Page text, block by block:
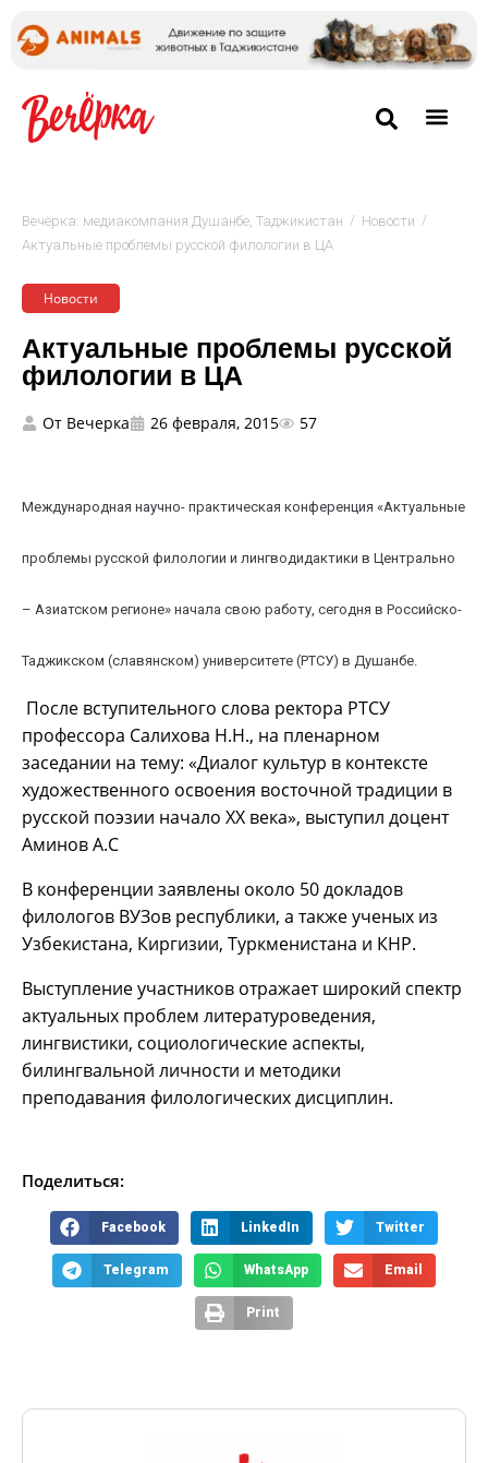
Вечёрка: медиакомпания Душанбе, Таджикистан / Новости /
Актуальные проблемы русской филологии в ЦА
Новости
Актуальные проблемы русской
филологии в ЦА
От Вечерка 26 февраля, 2015 57
Международная научно- практическая конференция «Актуальные
проблемы русской филологии и лингводидактики в Центрально
– Азиатском регионе» начала свою работу, сегодня в Российско-
Таджикском (славянском) университете (РТСУ) в Душанбе.
После вступительного слова ректора РТСУ
профессора Салихова Н.Н., на пленарном
заседании на тему: «Диалог культур в контексте
художественного освоения восточной традиции в
русской поэзии начало ХХ века», выступил доцент
Аминов А.С
В конференции заявлены около 50 докладов
филологов ВУЗов республики, а также ученых из
Узбекистана, Киргизии, Туркменистана и КНР.
Выступление участников отражает широкий спектр
актуальных проблем литературоведения,
лингвистики, социологические аспекты,
билингвальной личности и методики
преподавания филологических дисциплин.
Поделиться:
Facebook LinkedIn Twitter
Telegram WhatsApp Email
Print